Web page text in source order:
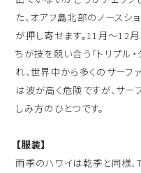
た、オアフ島北部のノースシ
が押し寄せます。11月〜12
ちが技を競い合う「トリプル・
れ、世界中から多くのサーフ
は波が高く危険ですが、サ
しみ方のひとつです。
【服装】
雨季のハワイは乾季と同様、